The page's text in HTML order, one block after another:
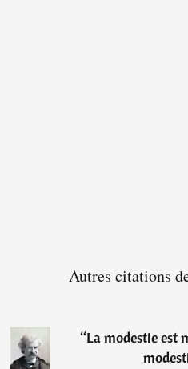
Autres citations
“La modestie est